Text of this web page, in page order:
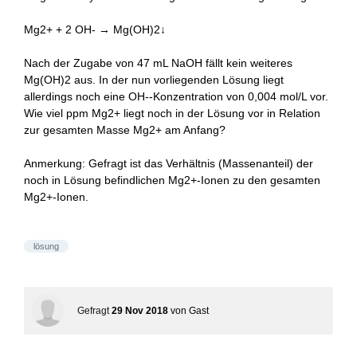
Mg2+ + 2 OH- → Mg(OH)2↓
Nach der Zugabe von 47 mL NaOH fällt kein weiteres
Mg(OH)2 aus. In der nun vorliegenden Lösung liegt
allerdings noch eine OH--Konzentration von 0,004 mol/L vor.
Wie viel ppm Mg2+ liegt noch in der Lösung vor in Relation
zur gesamten Masse Mg2+ am Anfang?
Anmerkung: Gefragt ist das Verhältnis (Massenanteil) der
noch in Lösung befindlichen Mg2+-Ionen zu den gesamten
Mg2+-Ionen.
lösung
Gefragt 29 Nov 2018 von Gast